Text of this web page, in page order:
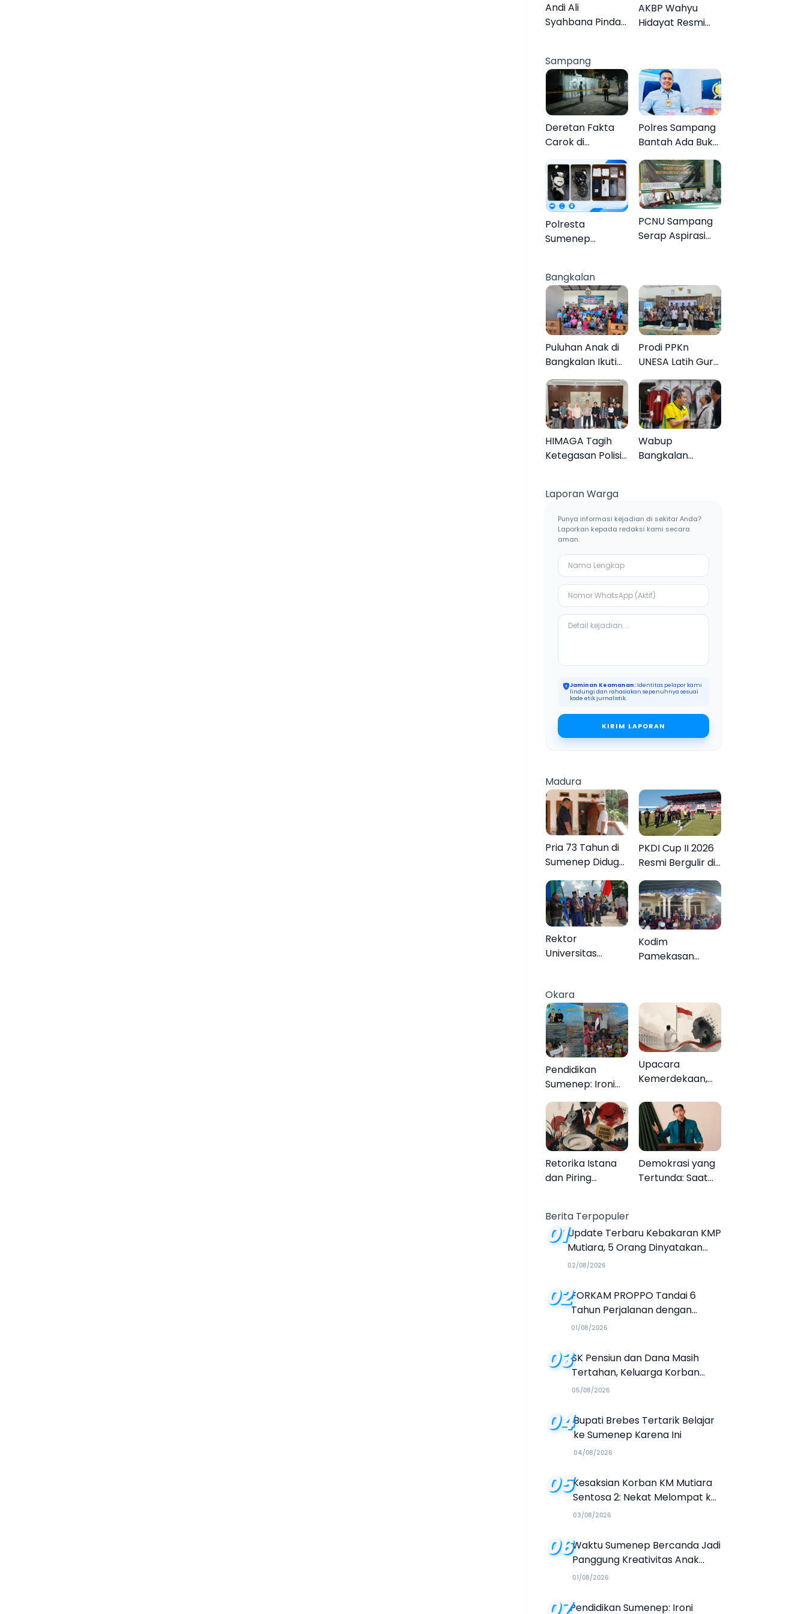
Lebih Jelas
Organisasi
Andi Ali
Syahbana Pindah
AKBP Wahyu
Hidayat Resmi
Disambut Tradisi
Gerbang Pora
Sampang
Deretan Fakta
Carok di
60 Tahun Duel
Melawan 2 Pria
Polres Sampang
Bantah Ada Bukti
Kasus Rudapaksa
Anak 27
Tersangka
Polresta
Sumenep
Sampang, Tiga
Pengedar
Ditangkap
PCNU Sampang
Serap Aspirasi
Bangkalan
Puluhan Anak di
Bangkalan Ikuti
Lomba Mewarnai
Bertema Liburan
Keluarga
Prodi PPKn
UNESA Latih Guru
PPKn Bangkalan
dengan
Pembelajaran
Inovasi Teknologi
HIMAGA Tagih
Ketegasan Polisi
Galis Bangkalan
Wabup
Bangkalan
Ketiban Berkah
Laporan Warga
Punya informasi kejadian di sekitar Anda?
Laporkan kepada redaksi kami secara
aman.
Jaminan Keamanan: Identitas pelapor kami
lindungi dan rahasiakan sepenuhnya sesuai
kode etik jurnalistik.
KIRIM LAPORAN
Madura
Pria 73 Tahun di
Sumenep Diduga
Sendiri
PKDI Cup II 2026
Resmi Bergulir di
Desa se-Madura
Rebut Tiket ke
Tingkat Nasional
Rektor
Universitas
KKN Internasional
ke Tanah Suci
dan Jeddah
Kodim
Pamekasan
Gratis, 160 Warga
Kembali Melihat
Lebih Jelas
Okara
Pendidikan
Sumenep: Ironi
13.095 Anak Tidak
Sekolah
Menyaksikan
Semarak Festival
Kalender Event
2026
Upacara
Kemerdekaan,
Melupakan
Retorika Istana
dan Piring
Demokrasi yang
Tertunda: Saat
Berita Terpopuler
01Update Terbaru Kebakaran KMP
Mutiara, 5 Orang Dinyatakan
Tewas
02/08/2026
02FORKAM PROPPO Tandai 6
Tahun Perjalanan dengan
Peluncuran Mars, Hymne, dan
01/08/2026
03SK Pensiun dan Dana Masih
Tertahan, Keluarga Korban
Tagih Janji BRI Sumenep
05/08/2026
04Bupati Brebes Tertarik Belajar
ke Sumenep Karena Ini
04/08/2026
05Kesaksian Korban KM Mutiara
Sentosa 2: Nekat Melompat ke
Laut Meski Tak Bisa Berenang
03/08/2026
06Waktu Sumenep Bercanda Jadi
Panggung Kreativitas Anak
Muda, Hasilkan Kolaborasi
01/08/2026
Pendidikan Sumenep: Ironi